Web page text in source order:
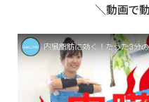
＼動画で